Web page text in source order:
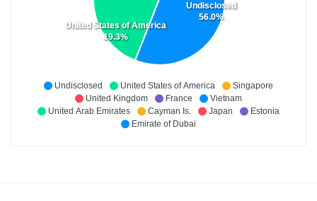
Undisclosed United States of America
Singapore
United Kingdom
France
Vietnam
United Arab Emirates
Cayman Is. Japan
Estonia
Emirate of Dubai
Undisclosed
56.0%
United States of America
19.3%